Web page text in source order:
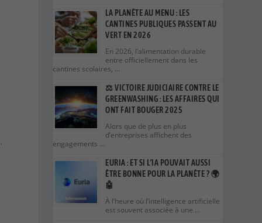
LA PLANÈTE AU MENU : LES
CANTINES PUBLIQUES PASSENT AU
VERT EN 2026
En 2026, l’alimentation durable
entre officiellement dans les
cantines scolaires, …
⚖️ VICTOIRE JUDICIAIRE CONTRE LE
GREENWASHING : LES AFFAIRES QUI
ONT FAIT BOUGER 2025
Alors que de plus en plus
d’entreprises affichent des
engagements …
EURIA : ET SI L’IA POUVAIT AUSSI
ÊTRE BONNE POUR LA PLANÈTE ? 🌍
🤖
À l’heure où l’intelligence artificielle
est souvent associée à une …